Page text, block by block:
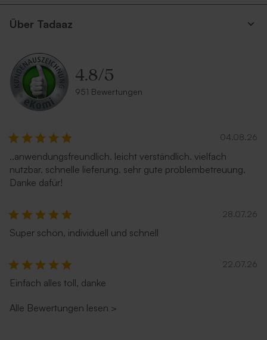
Über Tadaaz
4.8/5
951 Bewertungen
04.08.26
..anwendungsfreundlich. leicht verständlich. vielfach
nutzbar. schnelle lieferung. sehr gute problembetreuung.
Danke dafür!
28.07.26
Super schön, individuell und schnell
22.07.26
Einfach alles toll, danke
Alle Bewertungen lesen >